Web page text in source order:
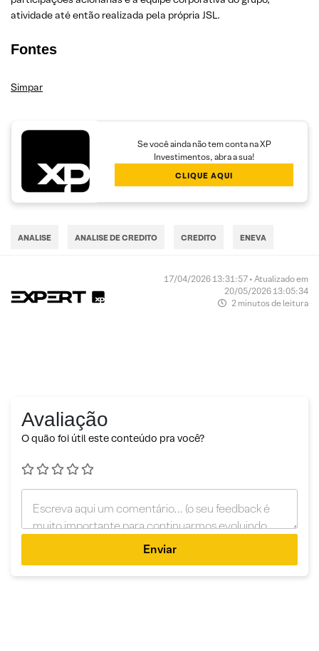
atividade até então realizada pela própria JSL.
Fontes
Simpar
Se você ainda não tem conta na XP
Investimentos, abra a sua!
CLIQUE AQUI
ANALISE ANALISE DE CREDITO CREDITO ENEVA
17/04/2026 13:31:57 • Atualizado em
20/05/2026 13:05:34
2 minutos de leitura
Avaliação
O quão foi útil este conteúdo pra você?
Enviar